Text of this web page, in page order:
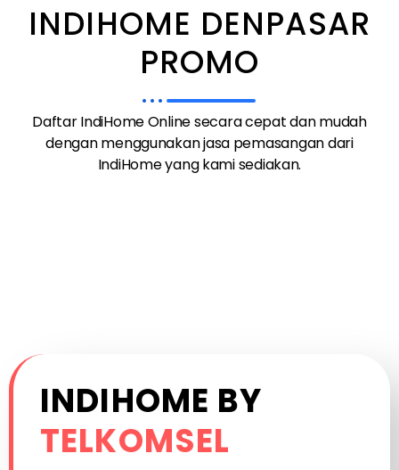
INDIHOME DENPASAR
PROMO
Daftar IndiHome Online secara cepat dan mudah
dengan menggunakan jasa pemasangan dari
IndiHome yang kami sediakan.
INDIHOME BY
TELKOMSEL